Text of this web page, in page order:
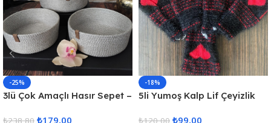
-25%
3lü Çok Amaçlı Hasır Sepet –
₺238,80 ₺179,00
-18%
5li Yumoş Kalp Lif Çeyizlik
₺120,00 ₺99,00